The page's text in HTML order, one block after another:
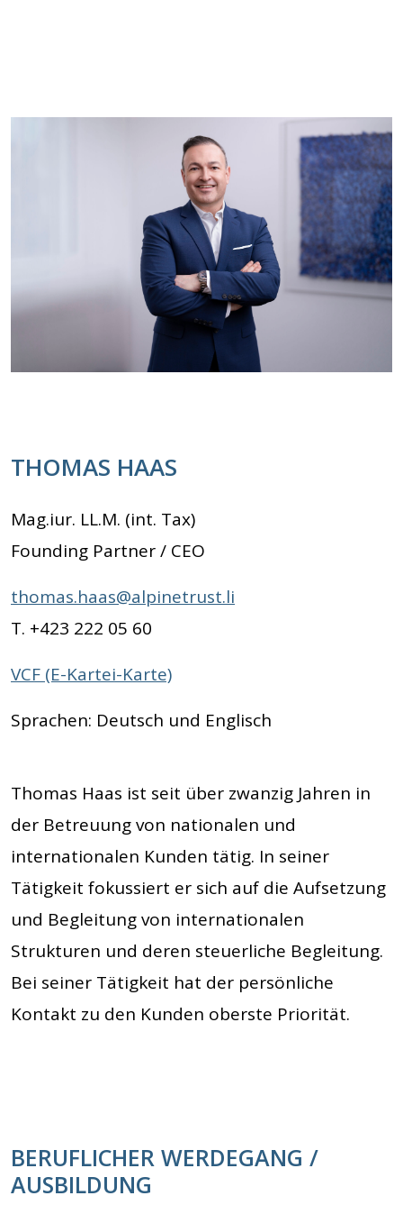
THOMAS HAAS
Mag.iur. LL.M. (int. Tax)
Founding Partner / CEO
thomas.haas@alpinetrust.li
T. +423 222 05 60
VCF (E-Kartei-Karte)
Sprachen: Deutsch und Englisch
Thomas Haas ist seit über zwanzig Jahren in
der Betreuung von nationalen und
internationalen Kunden tätig. In seiner
Tätigkeit fokussiert er sich auf die Aufsetzung
und Begleitung von internationalen
Strukturen und deren steuerliche Begleitung.
Bei seiner Tätigkeit hat der persönliche
Kontakt zu den Kunden oberste Priorität.
BERUFLICHER WERDEGANG /
AUSBILDUNG